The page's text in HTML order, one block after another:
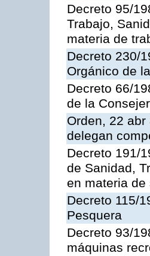
Decreto 95/
Trabajo,
materia de
Decreto 230/
Orgánico de
Decreto 66/
de la
Orden, 22
delegan
Decreto 191/
de Sanidad,
en materia
Decreto 115/
Pesquera
Decreto 93/
máquinas